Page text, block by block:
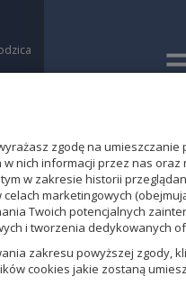
zgodę na umieszczanie
nich informacji przez nas
w zakresie historii
marketingowych
Twoich potencjalnych
i tworzenia dedykowanych
zakresu powyższej zgody,
cookies jakie zostaną